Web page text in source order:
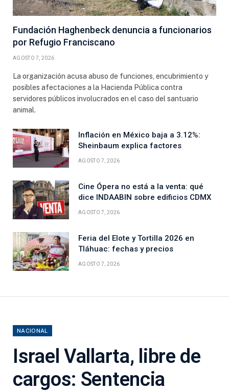
Fundación Haghenbeck denuncia a funcionarios
por Refugio Franciscano
AGOSTO 7, 2026
La organización acusa abuso de funciones, encubrimiento y
posibles afectaciones a la Hacienda Pública contra
servidores públicos involucrados en el caso del santuario
animal.
Inflación en México baja a 3.12%:
Sheinbaum explica factores
AGOSTO 7, 2026
Cine Ópera no está a la venta: qué
dice INDAABIN sobre edificios CDMX
AGOSTO 7, 2026
Feria del Elote y Tortilla 2026 en
Tláhuac: fechas y precios
AGOSTO 7, 2026
NACIONAL
Israel Vallarta, libre de
cargos: Sentencia